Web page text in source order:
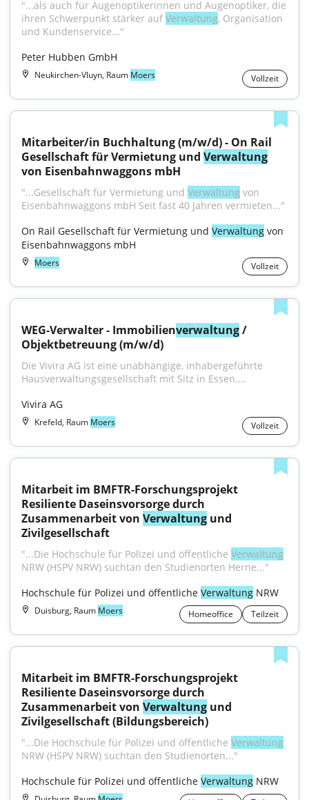
"...als auch für Augenoptikerinnen und Augenoptiker, die
ihren Schwerpunkt stärker auf Verwaltung, Organisation
und Kundenservice..."
Peter Hubben GmbH
Neukirchen-Vluyn, Raum Moers Vollzeit
Mitarbeiter/in Buchhaltung (m/w/d) - On Rail
Gesellschaft für Vermietung und Verwaltung
von Eisenbahnwaggons mbH
"...Gesellschaft für Vermietung und Verwaltung von
Eisenbahnwaggons mbH Seit fast 40 Jahren vermieten..."
On Rail Gesellschaft für Vermietung und Verwaltung von
Eisenbahnwaggons mbH
Moers Vollzeit
WEG-Verwalter - Immobilienverwaltung /
Objektbetreuung (m/w/d)
Die Vivira AG ist eine unabhängige, inhabergeführte
Hausverwaltungsgesellschaft mit Sitz in Essen....
Vivira AG
Krefeld, Raum Moers Vollzeit
Mitarbeit im BMFTR-Forschungsprojekt
Resiliente Daseinsvorsorge durch
Zusammenarbeit von Verwaltung und
Zivilgesellschaft
"...Die Hochschule für Polizei und öffentliche Verwaltung
NRW (HSPV NRW) suchtan den Studienorten Herne..."
Hochschule für Polizei und öffentliche Verwaltung NRW
Duisburg, Raum Moers Homeoffice Teilzeit
Mitarbeit im BMFTR-Forschungsprojekt
Resiliente Daseinsvorsorge durch
Zusammenarbeit von Verwaltung und
Zivilgesellschaft (Bildungsbereich)
"...Die Hochschule für Polizei und öffentliche Verwaltung
NRW (HSPV NRW) suchtan den Studienorten..."
Hochschule für Polizei und öffentliche Verwaltung NRW